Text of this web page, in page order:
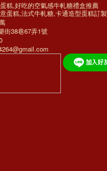
糕,好吃的空氣感牛軋糖禮盒推薦
蛋糕,法式牛軋糖,卡通造型蛋糕訂製
街38巷67弄1號